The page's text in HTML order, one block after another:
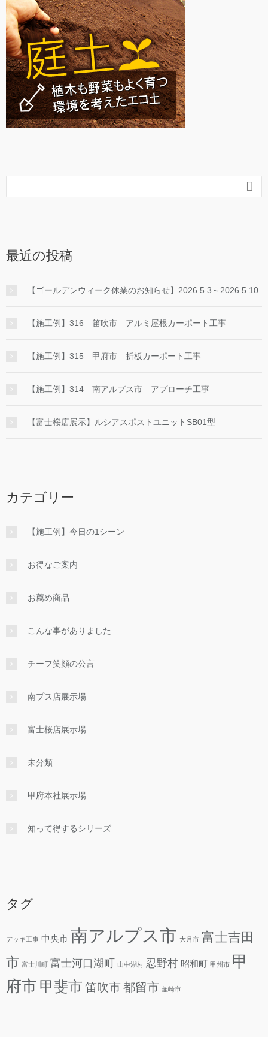

最近の投稿
【ゴールデンウィーク休業のお知らせ】2026.5.3～2026.5.10
【施工例】316 笛吹市 アルミ屋根カーポート工事
【施工例】315 甲府市 折板カーポート工事
【施工例】314 南アルプス市 アプローチ工事
【富士桜店展示】ルシアスポストユニットSB01型
カテゴリー
【施工例】今日の1シーン
お得なご案内
お薦め商品
こんな事がありました
チーフ笑顔の公言
南プス店展示場
富士桜店展示場
未分類
甲府本社展示場
知って得するシリーズ
タグ
デッキ工事 中央市 南アルプス市 大月市 富士吉田
市 富士川町 富士河口湖町 山中湖村 忍野村 昭和町 甲州市 甲
府市 甲斐市 笛吹市都留市 韮崎市